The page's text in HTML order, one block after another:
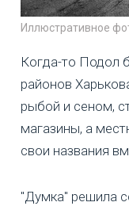
Иллюстративное
Когда-то Подол
районов
рыбой и сеном,
магазины, а
свои названия
"Думка" решила